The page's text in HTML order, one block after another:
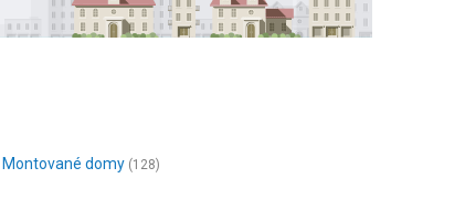
Montované domy (128)